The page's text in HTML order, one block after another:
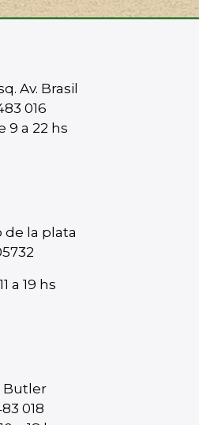
Av. Brasil
016
9 a 22 hs
de la plata
a 19 hs
Butler
018